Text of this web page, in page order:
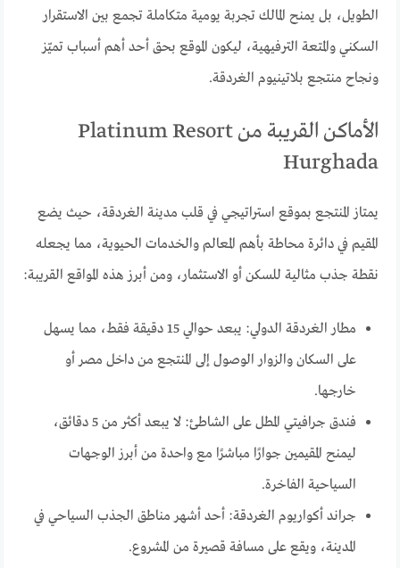
الطويل، بل يمنح المالك تجربة يومية متكاملة تجمع بين الاستقرار
السكني والمتعة الترفيهية، ليكون الموقع بحق أحد أهم أسباب تميّز
ونجاح منتجع بلاتينيوم الغردقة.
الأماكن القريبة من Platinum Resort
Hurghada
يمتاز المنتجع بموقع استراتيجي في قلب مدينة الغردقة، حيث يضع
المقيم في دائرة محاطة بأهم المعالم والخدمات الحيوية، مما يجعله
نقطة جذب مثالية للسكن أو الاستثمار، ومن أبرز هذه المواقع القريبة:
مطار الغردقة الدولي: يبعد حوالي 15 دقيقة فقط، مما يسهل
على السكان والزوار الوصول إلى المنتجع من داخل مصر أو
خارجها.
فندق جرافيتي المطل على الشاطئ: لا يبعد أكثر من 5 دقائق،
ليمنح المقيمين جوارًا مباشرًا مع واحدة من أبرز الوجهات
السياحية الفاخرة.
جراند أكواريوم الغردقة: أحد أشهر مناطق الجذب السياحي في
المدينة، ويقع على مسافة قصيرة من المشروع.